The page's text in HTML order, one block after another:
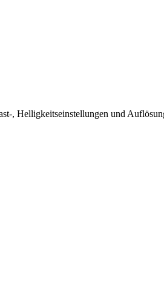
, Helligkeitseinstellungen und